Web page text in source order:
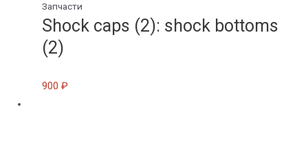
Запчасти
Shock caps (2): shock bottoms
(2)
900₽